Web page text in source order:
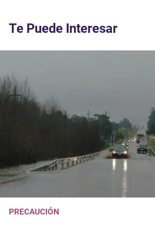
Te Puede Interesar
PRECAUCIÓN